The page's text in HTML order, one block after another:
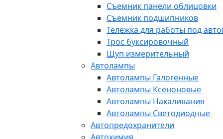
Съемник панели облицовки
Съемник подшипников
Тележка для работы под
Трос буксировочный
Щуп измерительный
Автолампы
Автолампы Галогенные
Автолампы Ксеноновые
Автолампы Накаливания
Автолампы Светодиодные
Автопредохранители